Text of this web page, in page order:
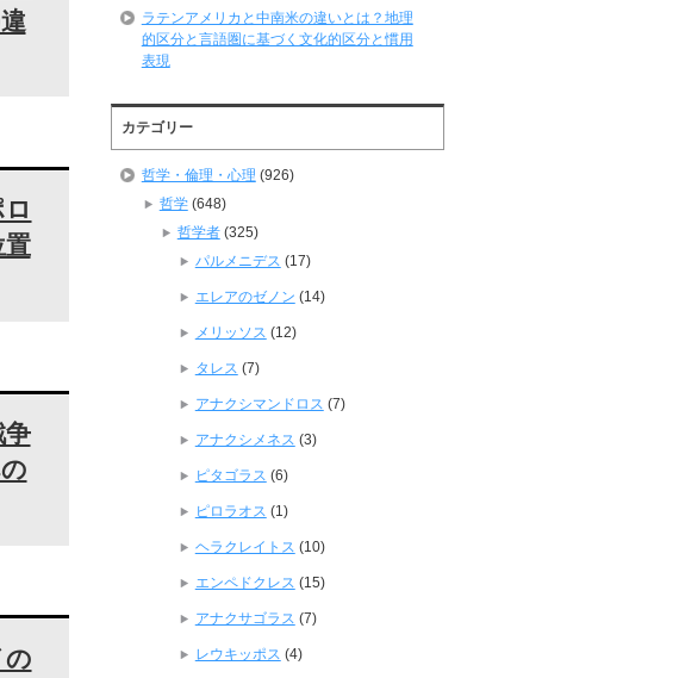
の
ラテンアメリカと中南米の違いとは？地理
的区分と言語圏に基づく文化的区分と慣用
表現
カテゴリー
哲学・倫理・心理 (926)
哲学(648)
哲学者(325)
パルメニデス (17)
エレアのゼノン (14)
メリッソス (12)
タレス (7)
アナクシマンドロス (7)
アナクシメネス (3)
ピタゴラス (6)
ピロラオス (1)
ヘラクレイトス (10)
エンペドクレス (15)
アナクサゴラス (7)
レウキッポス (4)